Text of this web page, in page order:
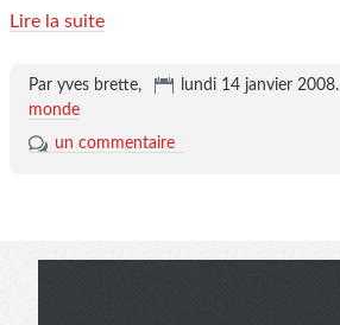
Lire la suite
Par yves brette, lundi 14 janvier 2008.
monde
un commentaire